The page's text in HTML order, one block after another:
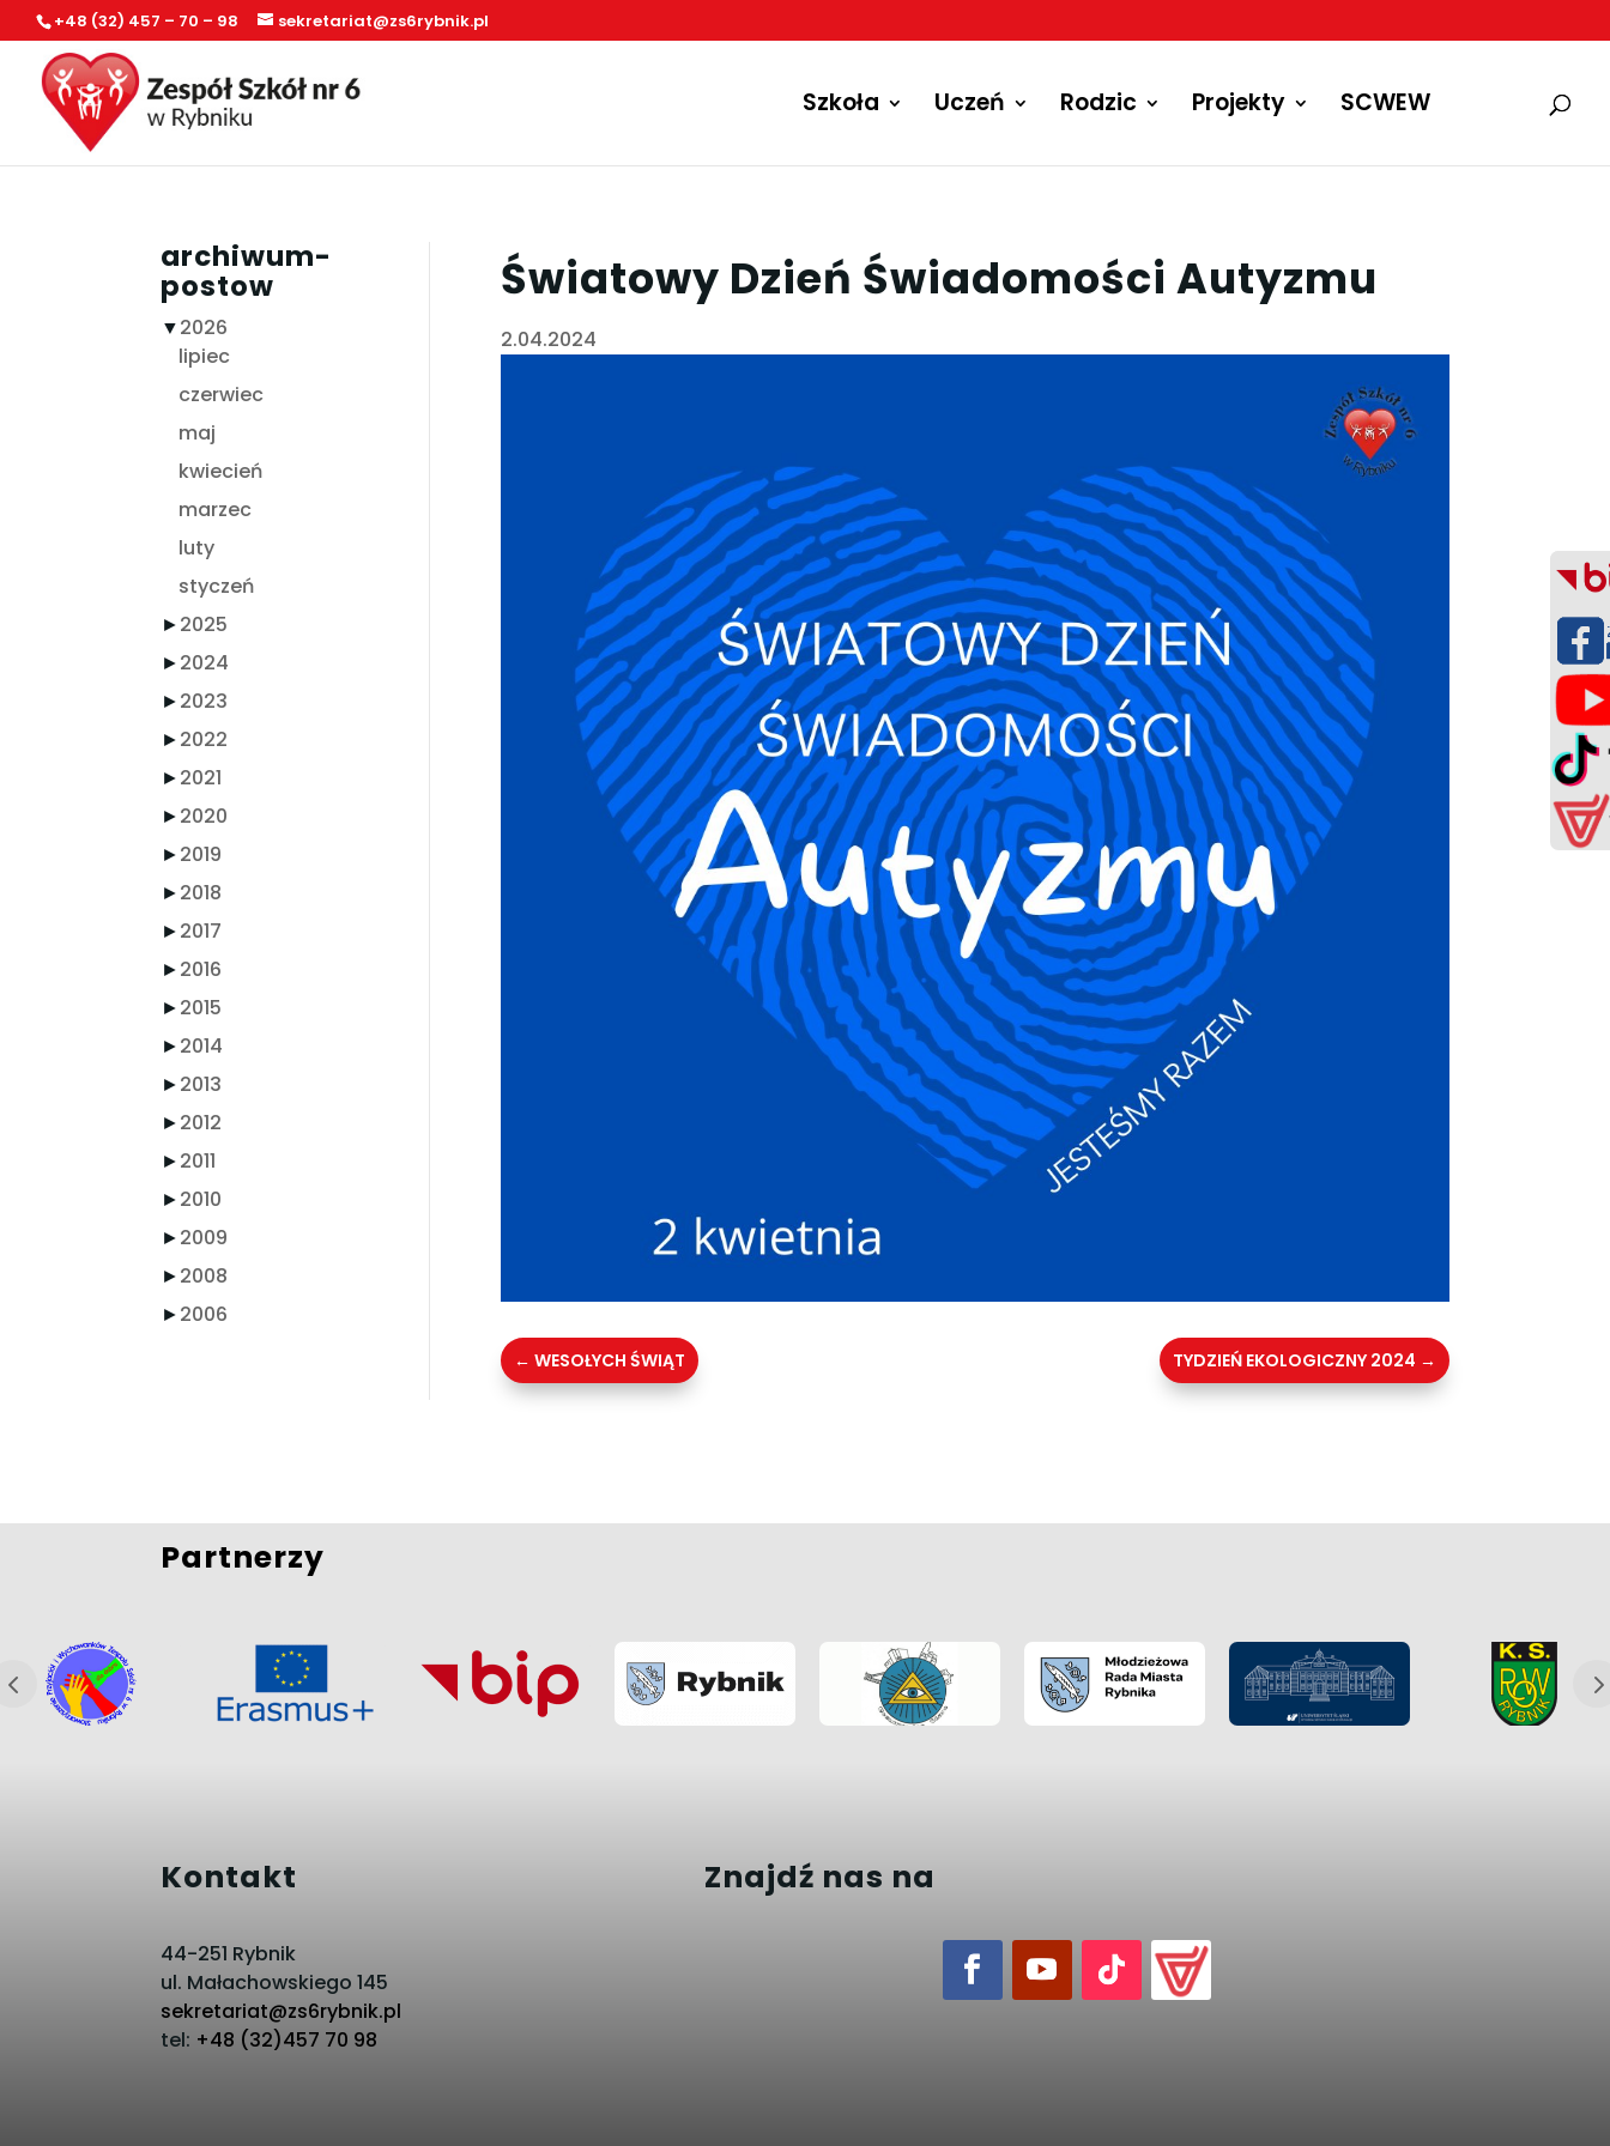
+48 (32) 457 – 70 – 98 sekretariat@zs6rybnik.pl
Szkoła Uczeń Rodzic Projekty SCWEW
archiwum-
postow
▼2026
lipiec
czerwiec
maj
kwiecień
marzec
luty
styczeń
►2025
►2024
►2023
►2022
►2021
►2020
►2019
►2018
►2017
►2016
►2015
►2014
►2013
►2012
►2011
►2010
►2009
►2008
►2006
Światowy Dzień Świadomości Autyzmu
2.04.2024
← WESOŁYCH ŚWIĄT TYDZIEŃ EKOLOGICZNY 2024 →
Partnerzy
Kontakt
44-251 Rybnik
ul. Małachowskiego 145
sekretariat@zs6rybnik.pl
tel: +48 (32)457 70 98
Znajdź nas na